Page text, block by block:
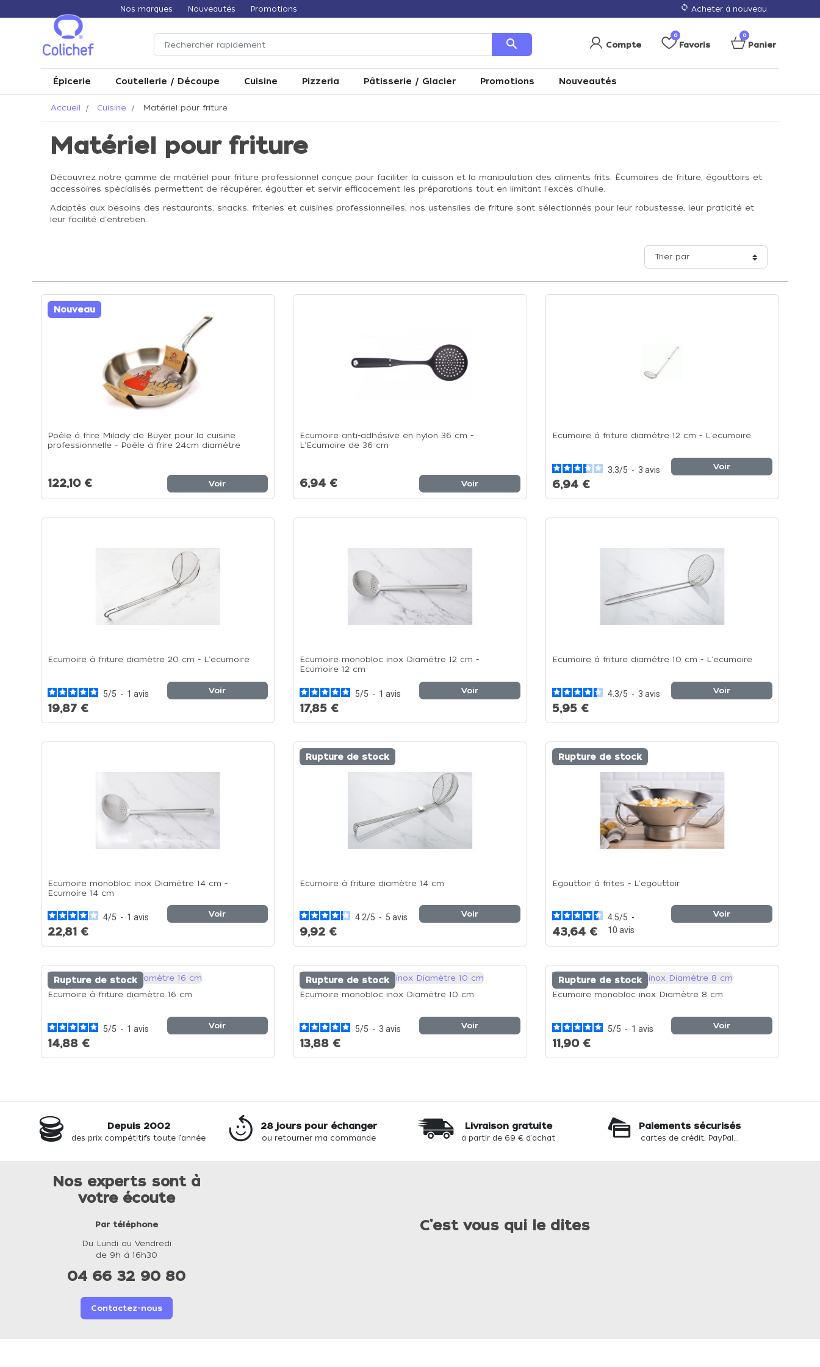
Nos marques Nouveautés Promotions loop Acheter à nouveau
search Compte
0
Favoris
0
Panier
Épicerie Coutellerie / Découpe Cuisine Pizzeria Pâtisserie / Glacier Promotions Nouveautés
Accueil Cuisine Matériel pour friture
Matériel pour friture
Découvrez notre gamme de matériel pour friture professionnel conçue pour faciliter la cuisson et la manipulation des aliments frits. Écumoires de friture, égouttoirs et
accessoires spécialisés permettent de récupérer, égoutter et servir efficacement les préparations tout en limitant l'excès d'huile.
Adaptés aux besoins des restaurants, snacks, friteries et cuisines professionnelles, nos ustensiles de friture sont sélectionnés pour leur robustesse, leur praticité et
leur facilité d'entretien.
Trier par
Nouveau
Poêle à frire Milady de Buyer pour la cuisine
professionnelle - Poêle à frire 24cm diamètre
122,10 € Voir
Ecumoire anti-adhésive en nylon 36 cm -
L'Ecumoire de 36 cm
6,94 € Voir
Ecumoire à friture diamètre 12 cm - L'ecumoire
3.3/5 - 3 avis
6,94 €
Voir
Ecumoire à friture diamètre 20 cm - L'ecumoire
5/5 - 1 avis
19,87 €
Voir
Ecumoire monobloc inox Diamètre 12 cm -
Ecumoire 12 cm
5/5 - 1avis
17,85 €
Voir
Ecumoire à friture diamètre 10 cm - L'ecumoire
4.3/5 - 3 avis
5,95 €
Voir
Ecumoire monobloc inox Diamètre 14 cm -
Ecumoire 14 cm
4/5 - 1 avis
22,81 €
Voir
Rupture de stock
Ecumoire à friture diamètre 14 cm
4.2/5 - 5avis
9,92 €
Voir
Rupture de stock
Egouttoir à frites - L'egouttoir
4.5/5 -
10 avis
43,64 €
Voir
Rupture de stock
Ecumoire à friture diamètre 16 cm
5/5 - 1 avis
14,88 €
Voir
Rupture de stock
Ecumoire monobloc inox Diamètre 10 cm
5/5 - 3avis
13,88 €
Voir
Rupture de stock
Ecumoire monobloc inox Diamètre 8 cm
5/5 - 1 avis
11,90 €
Voir
Depuis 2002
des prix compétitifs toute l'année
28 jours pour échanger
ou retourner ma commande
Livraison gratuite
à partir de 69 € d'achat
Paiements sécurisés
cartes de crédit, PayPal...
Nos experts sont à
votre écoute
Par téléphone
Du Lundi au Vendredi
de 9h à 16h30
04 66 32 90 80
Contactez-nous
C'est vous qui le dites